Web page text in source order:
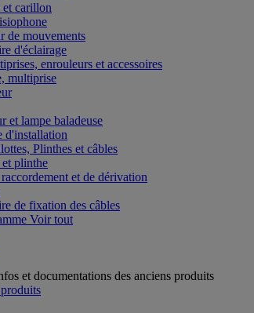
et carillon
de mouvements
d'éclairage
enrouleurs et accessoires
multiprise
et lampe baladeuse
d'installation
Plinthes et câbles
plinthe
et de dérivation
de fixation des câbles
Voir tout
et documentations des anciens produits